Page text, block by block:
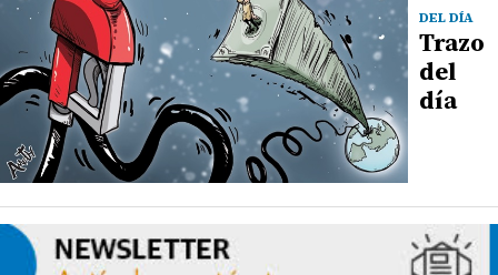
DEL DÍA
Trazo
del
día